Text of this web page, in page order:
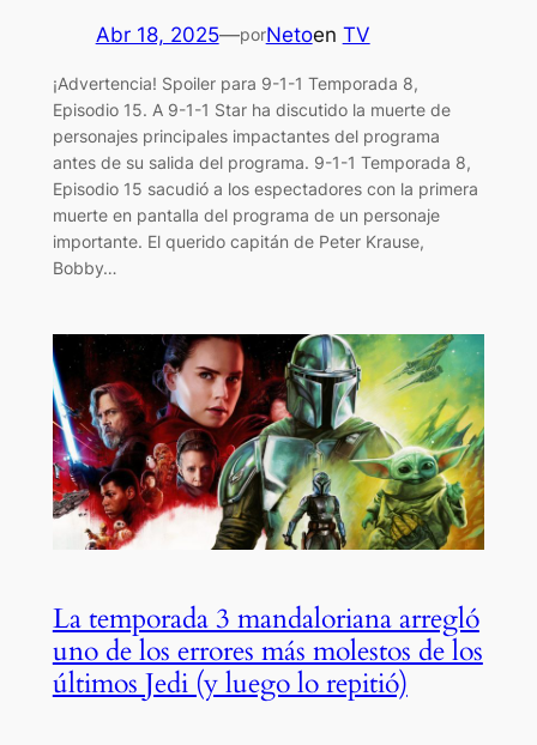
Abr 18, 2025—porNetoen TV
¡Advertencia! Spoiler para 9-1-1 Temporada 8,
Episodio 15. A 9-1-1 Star ha discutido la muerte de
personajes principales impactantes del programa
antes de su salida del programa. 9-1-1 Temporada 8,
Episodio 15 sacudió a los espectadores con la primera
muerte en pantalla del programa de un personaje
importante. El querido capitán de Peter Krause,
Bobby…
La temporada 3 mandaloriana arregló
uno de los errores más molestos de los
últimos Jedi (y luego lo repitió)